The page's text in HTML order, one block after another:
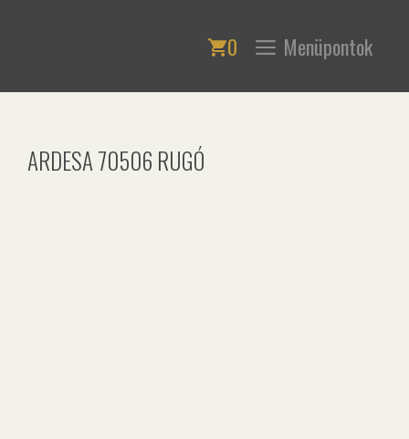
0 Menüpontok
ARDESA 70506 RUGÓ